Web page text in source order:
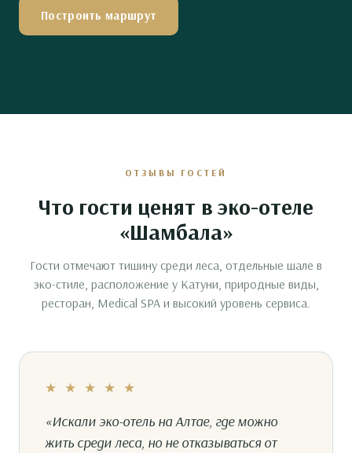
Построить маршрут
ОТЗЫВЫ ГОСТЕЙ
Что гости ценят в эко-отеле
«Шамбала»
Гости отмечают тишину среди леса, отдельные шале в
эко-стиле, расположение у Катуни, природные виды,
ресторан, Medical SPA и высокий уровень сервиса.
★ ★ ★ ★ ★
«Искали эко-отель на Алтае, где можно
жить среди леса, но не отказываться от